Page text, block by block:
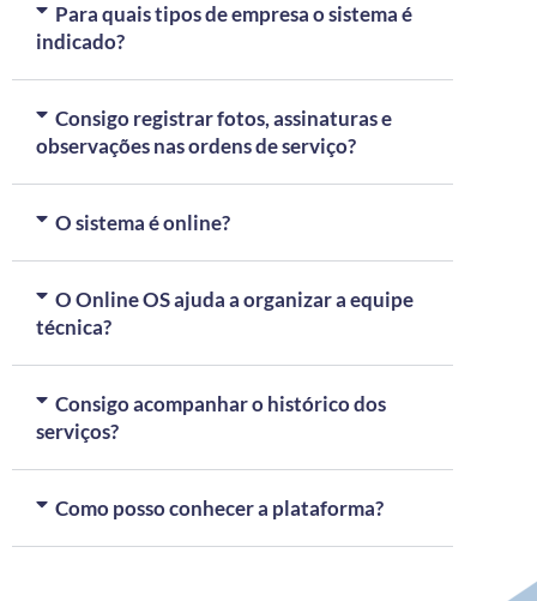
Para quais tipos de empresa o sistema é
indicado?
Consigo registrar fotos, assinaturas e
observações nas ordens de serviço?
O sistema é online?
O Online OS ajuda a organizar a equipe
técnica?
Consigo acompanhar o histórico dos
serviços?
Como posso conhecer a plataforma?